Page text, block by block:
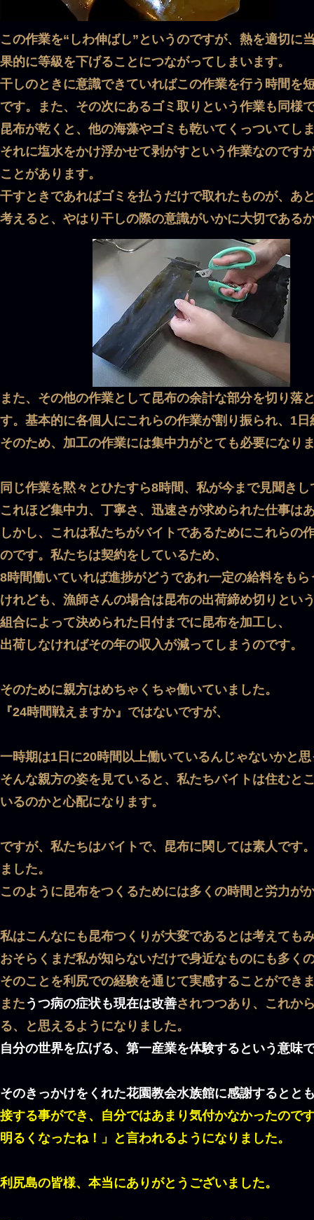
この作業を“しわ伸ばし”というのですが、熱を適切
果的に等級を下げることにつながってしまいます。
干しのときに意識できていればこの作業を行う時間を
です。また、その次にあるゴミ取りという作業も同様
昆布が乾くと、他の海藻やゴミも乾いてくっついてし
それに塩水をかけ浮かせて剥がすという作業なのです
ことがあります。
干すときであればゴミを払うだけで取れたものが、あ
考えると、やはり干しの際の意識がいかに大切である
また、その他の作業として昆布の余計な部分を切り落
す。基本的に各個人にこれらの作業が割り振られ、1
そのため、加工の作業には集中力がとても必要になり
同じ作業を黙々とひたすら8時間、私が今まで見聞き
これほど集中力、丁寧さ、迅速さが求められた仕事は
しかし、これは私たちがバイトであるためにこれらの
のです。私たちは契約をしているため、
8時間働いていれば進捗がどうであれ一定の給料をも
けれども、漁師さんの場合は昆布の出荷締め切りとい
組合によって決められた日付までに昆布を加工し、
出荷しなければその年の収入が減ってしまうのです。
そのために親方はめちゃくちゃ働いていました。
『24時間戦えますか』ではないですが、
一時期は1日に20時間以上働いているんじゃないかと
そんな親方の姿を見ていると、私たちバイトは住むと
いるのかと心配になります。
ですが、私たちはバイトで、昆布に関しては素人です
ました。
このように昆布をつくるためには多くの時間と労力が
私はこんなにも昆布つくりが大変であるとは考えても
おそらくまだ私が知らないだけで身近なものにも多く
そのことを利尻での経験を通じて実感することができ
またうつ病の症状も現在は改善されつつあり、これか
る、と思えるようになりました。​
自分の世界を広げる、第一産業を体験するという意味
そのきっかけをくれた花園教会水族館に感謝するとと
接する事ができ、自分ではあまり気付かなかったので
明るくなったね！」と言われるようになりました。​
利尻島の皆様、本当にありがとうございました。